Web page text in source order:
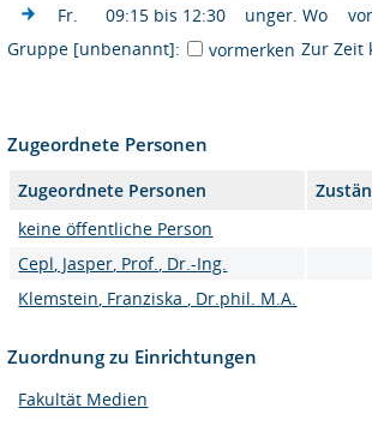
Fr. 09:15 bis 12:30 unger. Wo
Gruppe [unbenannt]:
vormerken Zur Zeit
Zugeordnete Personen
Zugeordnete Personen
keine öffentliche Person
Cepl, Jasper, Prof., Dr.-Ing.
Klemstein, Franziska , Dr.phil. M.A.
Zuordnung zu Einrichtungen
Fakultät Medien